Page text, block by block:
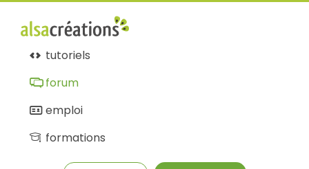
tutoriels
forum
emploi
formations